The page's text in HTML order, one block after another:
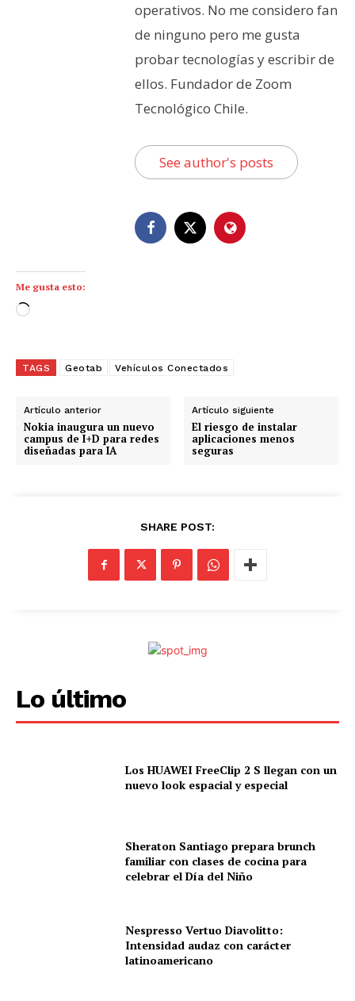
operativos. No me considero fan
de ninguno pero me gusta
probar tecnologías y escribir de
ellos. Fundador de Zoom
Tecnológico Chile.
See author's posts
Me gusta esto:
C
g
n
d
o
TAGS Geotab Vehículos Conectados
Artículo anterior
Nokia inaugura un nuevo
campus de I+D para redes
diseñadas para IA
Artículo siguiente
El riesgo de instalar
aplicaciones menos
seguras
SHARE POST:
Lo último
Los HUAWEI FreeClip 2 S llegan con un
nuevo look espacial y especial
Sheraton Santiago prepara brunch
familiar con clases de cocina para
celebrar el Día del Niño
Nespresso Vertuo Diavolitto:
Intensidad audaz con carácter
latinoamericano